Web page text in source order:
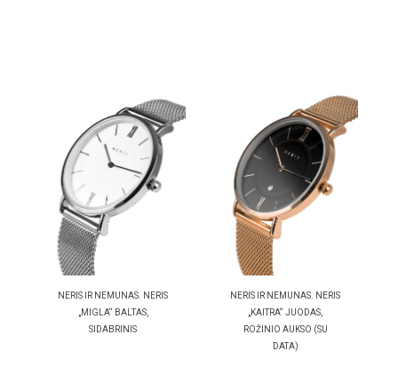
NERIS IR NEMUNAS. NERIS
„MIGLA“ BALTAS,
SIDABRINIS
NERIS IR NEMUNAS. NERIS
„KAITRA“ JUODAS,
ROŽINIO AUKSO (SU
DATA)